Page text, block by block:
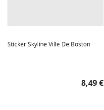
Sticker Skyline Ville De Boston
Prix
8,49 €